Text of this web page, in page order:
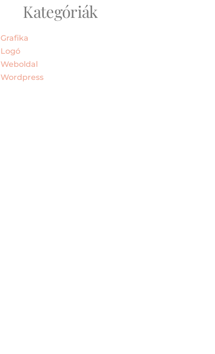
Kategóriák
Grafika
Logó
Weboldal
Wordpress